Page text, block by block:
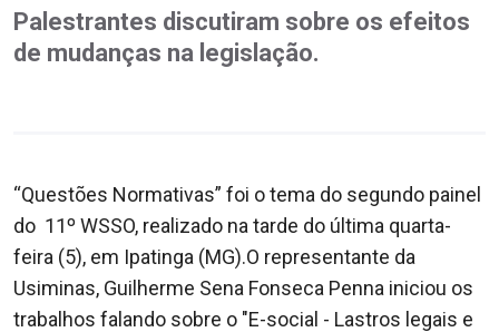
Palestrantes discutiram sobre os efeitos
de mudanças na legislação.
“Questões Normativas” foi o tema do segundo painel
do 11º WSSO, realizado na tarde do última quarta-
feira (5), em Ipatinga (MG).O representante da
Usiminas, Guilherme Sena Fonseca Penna iniciou os
trabalhos falando sobre o "E-social - Lastros legais e